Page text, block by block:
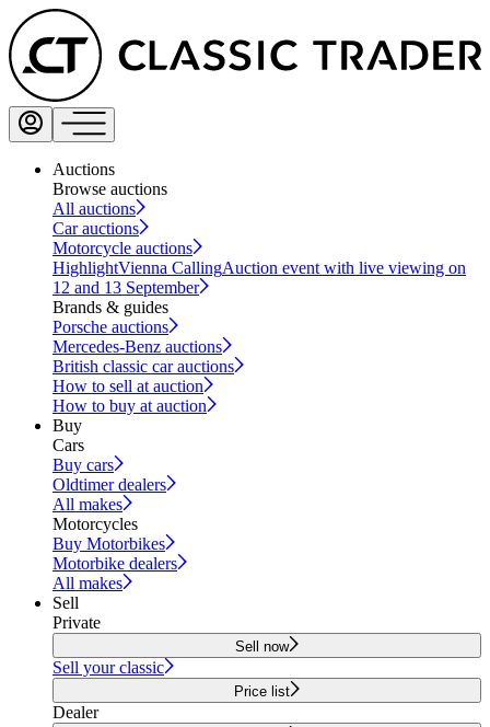
Auctions
Browse auctions
All auctions
Car auctions
Motorcycle auctions
HighlightVienna CallingAuction event with live viewing on
12 and 13 September
Brands & guides
Porsche auctions
Mercedes-Benz auctions
British classic car auctions
How to sell at auction
How to buy at auction
Buy
Cars
Buy cars
Oldtimer dealers
All makes
Motorcycles
Buy Motorbikes
Motorbike dealers
All makes
Sell
Private
Sell now
Sell your classic
Price list
Dealer